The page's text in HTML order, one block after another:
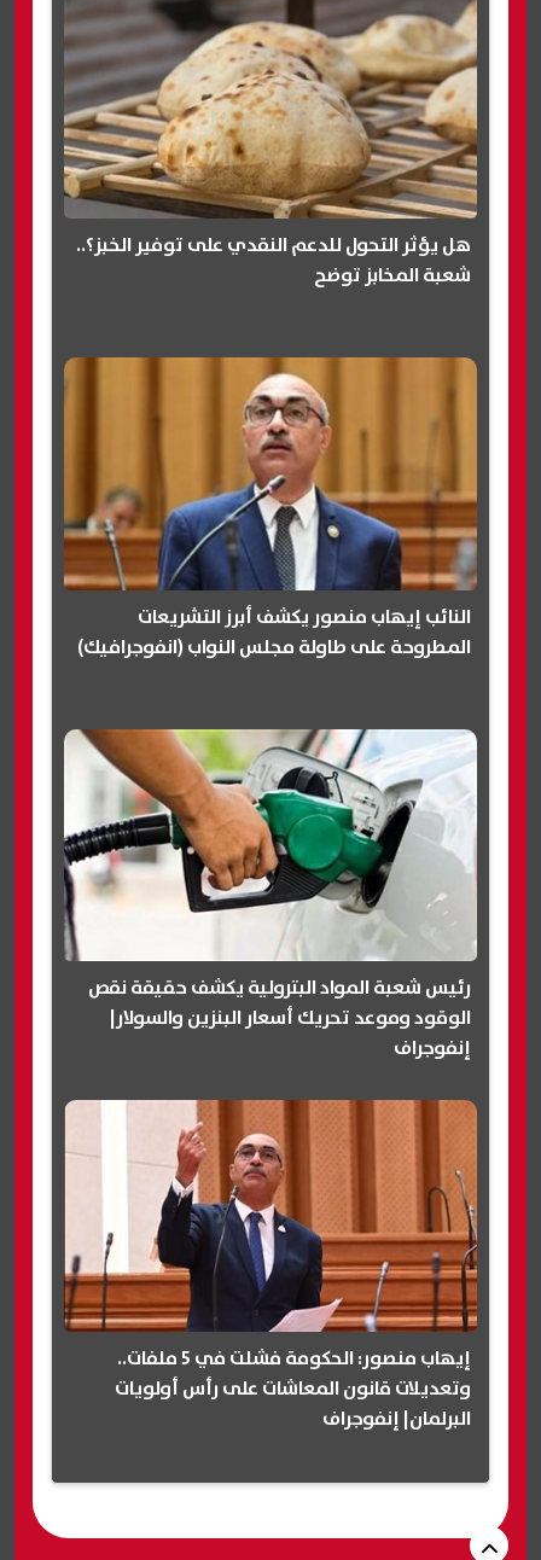
هل يؤثر التحول للدعم النقدي على توفير الخبز؟..
شعبة المخابز توضح
النائب إيهاب منصور يكشف أبرز التشريعات
المطروحة على طاولة مجلس النواب (انفوجرافيك)
رئيس شعبة المواد البترولية يكشف حقيقة نقص
الوقود وموعد تحريك أسعار البنزين والسولار|
إنفوجراف
إيهاب منصور: الحكومة فشلت في 5 ملفات..
وتعديلات قانون المعاشات على رأس أولويات
البرلمان| إنفوجراف